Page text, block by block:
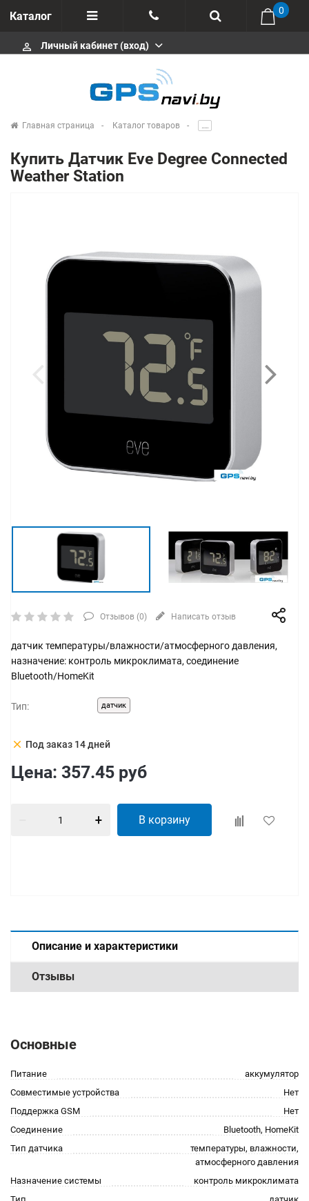
Каталог
Отзывы
+375 291646666
msa333
info@gpsnavi.by
0
perm_identity Личный кабинет (вход)
Главная страница Каталог товаров .....
Купить Датчик Eve Degree Connected
Weather Station
Отзывов (0) Написать отзыв
датчик температуры/влажности/атмосферного давления,
назначение: контроль микроклимата, соединение
Bluetooth/HomeKit
Тип: датчик
clear Под заказ 14 дней
Цена: 357.45 руб
В корзину
Описание и характеристики
Отзывы
Основные
Питание
аккумулятор
Совместимые устройства
Нет
Поддержка GSM
Нет
Соединение
Bluetooth, HomeKit
Тип датчика
температуры, влажности,
атмосферного давления
Назначение системы
контроль микроклимата